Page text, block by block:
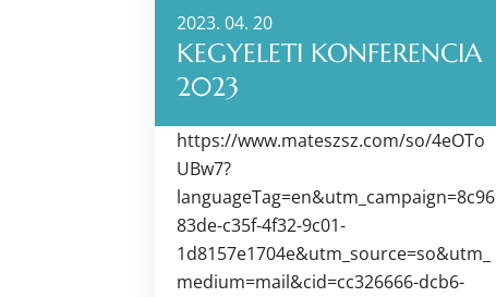
2023. 04. 20
KEGYELETI KONFERENCIA
2023
https://www.mateszsz.com/so/4eOTo
UBw7?
languageTag=en&utm_campaign=8c96
83de-c35f-4f32-9c01-
1d8157e1704e&utm_source=so&utm_
medium=mail&cid=cc326666-dcb6-